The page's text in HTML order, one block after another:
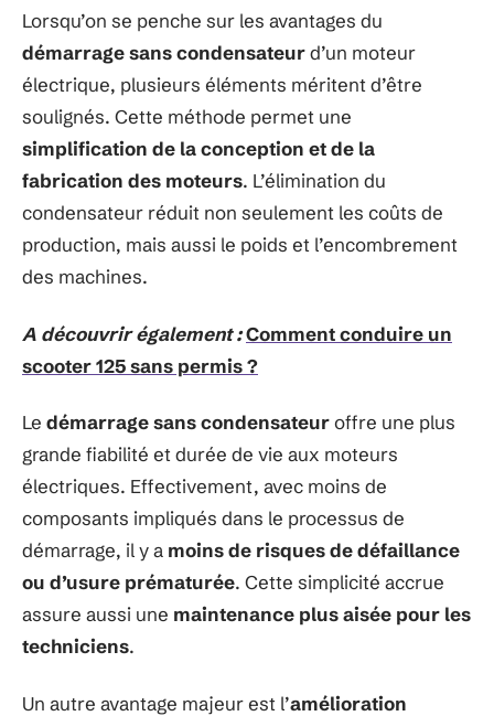
Lorsqu’on se penche sur les avantages du
démarrage sans condensateurd’un moteur
électrique, plusieurs éléments méritent d’être
soulignés. Cette méthode permet une
simplification de la conception et de la
fabrication des moteurs. L’élimination du
condensateur réduit non seulement les coûts de
production, mais aussi le poids et l’encombrement
des machines.
A découvrir également :Comment conduire un
scooter 125 sans permis ?
Le démarrage sans condensateuroffre une plus
grande fiabilité et durée de vie aux moteurs
électriques. Effectivement, avec moins de
composants impliqués dans le processus de
démarrage, il y a moins de risques de défaillance
ou d’usure prématurée. Cette simplicité accrue
assure aussi une maintenance plus aisée pour les
techniciens.
Un autre avantage majeur est l’amélioration